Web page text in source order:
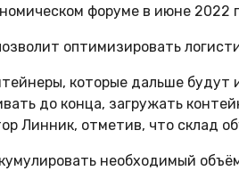
форуме в июне 2022
оптимизировать
которые дальше
до конца, загружать
Линник, отметив, что склад
необходимый